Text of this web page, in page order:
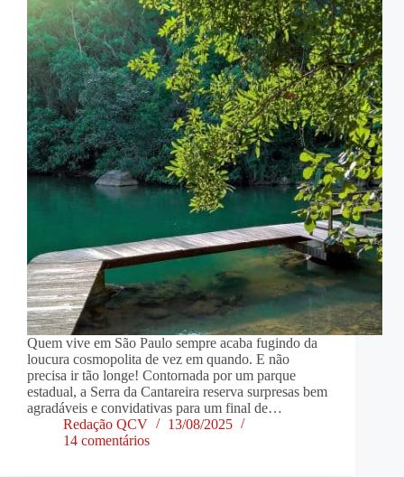
Quem vive em São Paulo sempre acaba fugindo da
loucura cosmopolita de vez em quando. E não
precisa ir tão longe! Contornada por um parque
estadual, a Serra da Cantareira reserva surpresas bem
agradáveis e convidativas para um final de…
Redação QCV
13/08/2025
14 comentários